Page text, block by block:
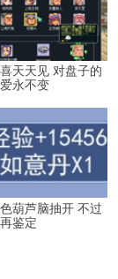
天天见 对盘子的
永不变
葫芦脑抽开 不过
鉴定